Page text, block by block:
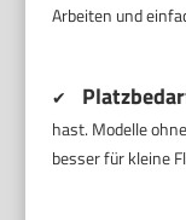
Arbeiten und
✔
hast. Modelle
besser für kleine